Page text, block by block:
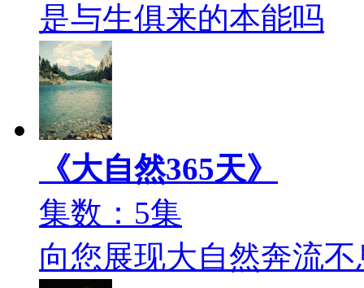
是与生俱来的本能吗
《大自然365天》
集数：5集
向您展现大自然奔流